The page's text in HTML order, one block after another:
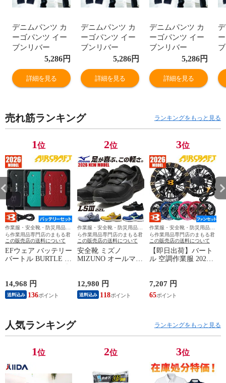
デニムパンツ カ
ーゴパンツ イー
ブンリバー
EVENRIVER ジ
ーパン ワークパ
ンツ ストレッチ
綿 おしゃれ 人気
作業服 作業ズボ
ン ジーンズ メン
ーク マン 通年
オールシーズン
USD402
5,286円
詳細を見る
デニムパンツ カ
ーゴパンツ イー
ブンリバー
EVENRIVER ジ
ーパン ワークパ
ンツ ストレッチ
綿 おしゃれ 人気
作業服 作業ズボ
ン ジーンズ メン
ーク マン 通年
オールシーズン
USD402
5,286円
詳細を見る
デニムパンツ カ
ーゴパンツ イー
ブンリバー
EVENRIVER ジ
ーパン ワークパ
ンツ ストレッチ
綿 おしゃれ 人気
作業服 作業ズボ
ン ジーンズ メン
ーク マン 通年
オールシーズン
USD402
5,286円
詳細を見る
売れ筋ランキング ランキングをもっと見る
1位
作業服・安全靴・防災用品な
ら作業用品専門店のまもる君
この販売店の送料について
EFウェア バッテリー
バートル BURTLE エ
2026年モデル AC10
作業着 作業服 春夏
14,968 円
送料込み 136
2位
作業服・安全靴・防災用品な
ら作業用品専門店のまもる君
この販売店の送料について
安全靴 ミズノ
MIZUNO オールマイ
F1GA260109、
F1GA260125、
F1GA260127、
12,980 円
送料込み 118
3位
作業服・安全靴・防災用品な
ら作業用品専門店のまもる君
この販売店の送料について
【即日出荷】バート
ル 空調作業服 2026
作業着 ファン 防水
EFウェア AC10-1
AC10-2 BURTLE
服 春夏 猛暑 暑さ対
策 洗えるファン
7,207 円
65
人気ランキング ランキングをもっと見る
1位 2位 3位